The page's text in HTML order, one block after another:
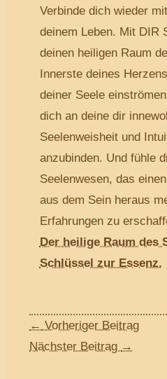
Verbinde dich wieder
deinem Leben. Mit DIR
deinen heiligen Raum
Innerste deines
deiner Seele
dich an deine dir
Seelenweisheit und
anzubinden. Und fühle
Seelenwesen, das
aus dem Sein heraus
Erfahrungen zu
Der heilige Raum des
Schlüssel zur Essenz.
← Vorheriger Beitrag
Nächster Beitrag →